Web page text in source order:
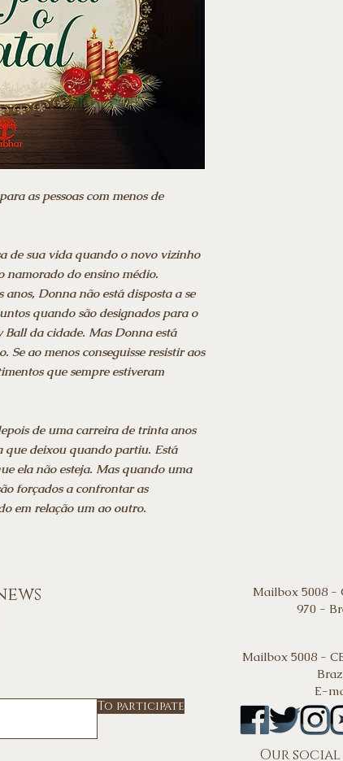
as pessoas com menos de
de sua vida quando o novo vizinho
namorado do ensino médio.
Donna não está disposta a se
quando são designados para o
da cidade. Mas Donna está
ao menos conseguisse resistir aos
que sempre estiveram
de uma carreira de trinta anos
que deixou quando partiu. Está
ela não esteja. Mas quando uma
forçados a confrontar as
em relação um ao outro.
Mailbox 5008 -
970 -
Mailbox 5008 -
To participate
E-
Our